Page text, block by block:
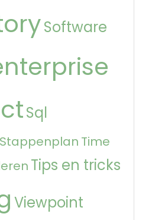
Software
Sql
Stappenplan Time
Tips en tricks
Viewpoint